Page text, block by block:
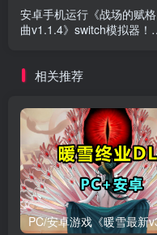
安卓手机运行《战场的赋格
曲v1.1.4》switch模拟器！
相关推荐